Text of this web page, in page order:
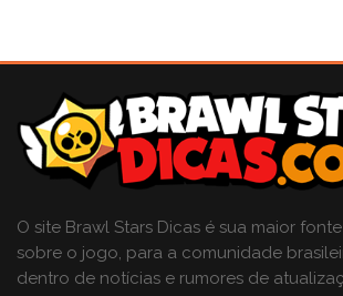
O site Brawl Stars Dicas é sua maior
sobre o jogo, para a comunidade
dentro de notícias e rumores de